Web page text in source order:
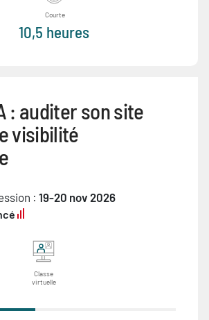
Courte
10,5 heures
: auditer son site
visibilité
: 19-20 nov 2026
Classe
virtuelle